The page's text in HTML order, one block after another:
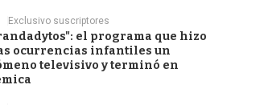
Exclusivo suscriptores
el programa que hizo
ocurrencias infantiles un
televisivo y terminó en